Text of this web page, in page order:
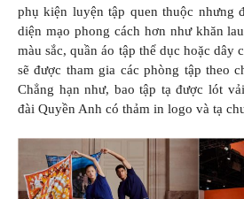
phụ kiện luyện tập quen thuộc nhưng
diện mạo phong cách hơn như khăn
màu sắc, quần áo tập thể dục hoặc dây
sẽ được tham gia các phòng tập theo
Chẳng hạn như, bao tập tạ được lót
đài Quyền Anh có thảm in logo và tạ